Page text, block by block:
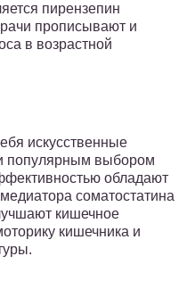
пирензепин
прописывают и
в возрастной
искусственные
популярным выбором
обладают
соматостатина
кишечное
кишечника и